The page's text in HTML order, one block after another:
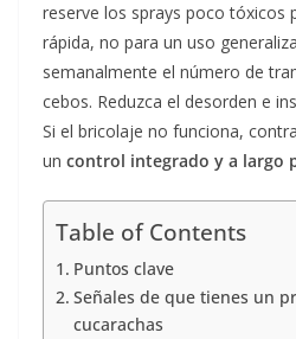
reserve los sprays poco tóxicos
rápida, no para un uso
semanalmente el número de
cebos. Reduzca el desorden e
Si el bricolaje no funciona,
un control integrado y a largo
Table of Contents
Puntos clave
Señales de que tienes un
cucarachas